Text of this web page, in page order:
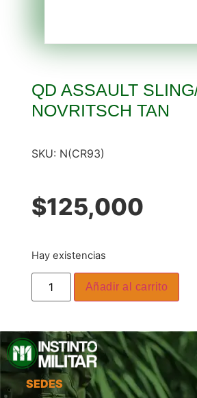
QD ASSAULT
NOVRITSCH TAN
SKU: N(CR93)
$125,000
Hay existencias
Añadir al carrito
SEDES